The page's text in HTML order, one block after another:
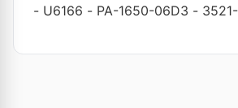
- U6166 - PA-1650-06D3 -